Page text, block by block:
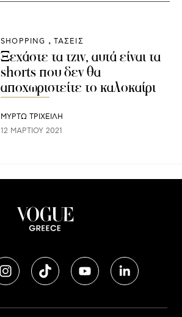
SHOPPING ΤΑΣΕΙΣ
Ξεχάστε τα τζιν, αυτά είναι τα
shorts που δεν θα
αποχωριστείτε το καλοκαίρι
ΜΥΡΤΩ ΤΡΙΧΕΙΛΗ
12 ΜΑΡΤΊΟΥ 2021